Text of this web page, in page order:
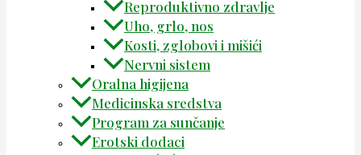
Reproduktivno zdravlje
Uho, grlo, nos
Kosti, zglobovi i mišići
Nervni sistem
Oralna higijena
Medicinska sredstva
Program za sunčanje
Erotski dodaci